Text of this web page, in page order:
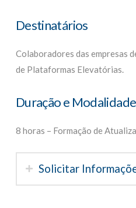
Destinatários
Colaboradores das empresas
de Plataformas Elevatórias.
Duração e
8 horas – Formação de
Solicitar